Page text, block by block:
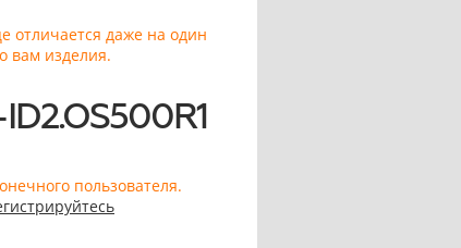
отличается даже на один
вам изделия.
пользователя.